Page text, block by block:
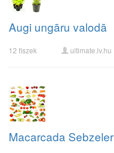
Augi ungāru valodā
12 fiszek ultimate.lv.hu
Macarcada Sebzeler